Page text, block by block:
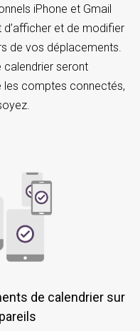
iPhone et Gmail
et de modifier
de vos déplacements.
calendrier seront
les comptes connectés,